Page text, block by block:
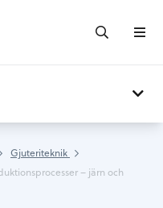
Gjuteriteknik
– järn och